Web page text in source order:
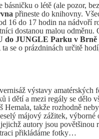
o létě (ale pozor,
přineste do knihovny.
16 do 17 hodin na nádvoří
dostanou malou odměnu.
do JUNGLE Parku v Brně
ta se o prázdninách určitě
výstavy amatérských
i dětí a mezi regály se dělo
takže rozhodně
májový zážitek, výborné
autory jsou povětšinou
přikládáme fotky…